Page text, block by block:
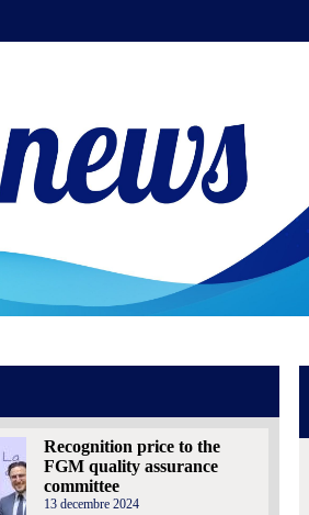
Recognition price to the
FGM quality assurance
committee
13 decembre 2024